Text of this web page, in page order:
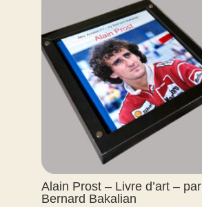
Alain Prost – Livre d’art – par
Bernard Bakalian